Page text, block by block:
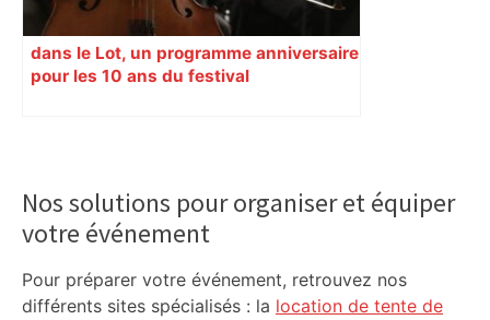
dans le Lot, un programme anniversaire
pour les 10 ans du festival
Sidebar
Nos solutions pour organiser et équiper
votre événement
Pour préparer votre événement, retrouvez nos
différents sites spécialisés : la location de tente de